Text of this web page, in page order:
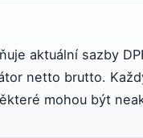
aktuální sazby
netto brutto.
mohou být